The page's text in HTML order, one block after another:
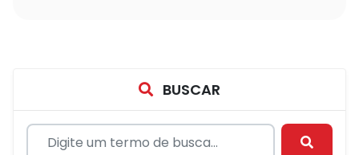
BUSCAR